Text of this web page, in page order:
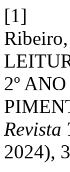
[1]
2º
Revista
2024),